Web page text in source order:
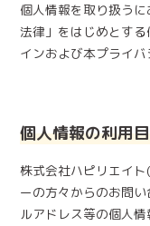
個人情報を取り扱う
法律」をはじめとす
インおよび本プライバ
個人情報の利用
株式会社ハピリエイ
ーの方々からのお問
ルアドレス等の個人情